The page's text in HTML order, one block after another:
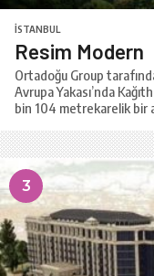
İSTANBUL
Resim Modern
Ortadoğu Group
Avrupa Yakası’nda
bin 104 metrekarelik bir
3